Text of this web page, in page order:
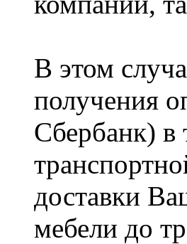
В этом
получения
Сбербанк) в
доставки
мебели до